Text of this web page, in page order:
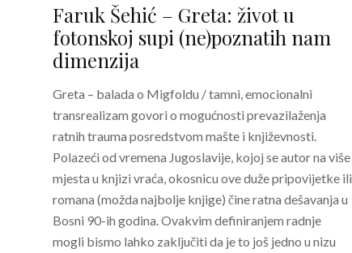
Faruk Šehić – Greta: život u
fotonskoj supi (ne)poznatih nam
dimenzija
Greta – balada o Migfoldu / tamni, emocionalni
transrealizam govori o mogućnosti prevazilaženja
ratnih trauma posredstvom mašte i književnosti.
Polazeći od vremena Jugoslavije, kojoj se autor na više
mjesta u knjizi vraća, okosnicu ove duže pripovijetke ili
romana (možda najbolje knjige) čine ratna dešavanja u
Bosni 90-ih godina. Ovakvim definiranjem radnje
mogli bismo lahko zaključiti da je to još jedno u nizu